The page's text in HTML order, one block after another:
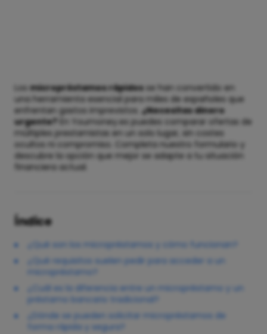
Los micropréstamos rápidosse han convertido en
una herramienta esencial para miles de españoles que
enfrentan gastos imprevistos. ¿Necesitas dinero
urgente? En Youmoney.es puedes comparar ofertas de
múltiples prestamistas en un solo lugar, sin costes
ocultos ni compromiso. Completa nuestro formulario y
descubre la opción que mejor se adapte a tu situación
financiera actual.
Índice
¿Qué son los micropréstamos y cómo funcionan?
¿Qué requisitos suelen pedir para acceder a un
micropréstamo?
¿Cuál es la diferencia entre un micropréstamo y un
préstamo bancario tradicional?
¿Dónde se pueden solicitar micropréstamos de
forma rápida y segura?